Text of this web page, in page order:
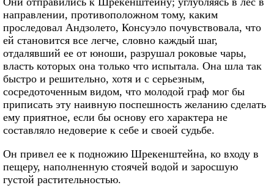
направлении, противоположном тому, каким
проследовал Андзолето, Консуэло почувствовала, что
ей становится все легче, словно каждый шаг,
отдалявший ее от юноши, разрушал роковые чары,
власть которых она только что испытала. Она шла так
быстро и решительно, хотя и с серьезным,
сосредоточенным видом, что молодой граф мог бы
приписать эту наивную поспешность желанию сделать
ему приятное, если бы основу его характера не
составляло недоверие к себе и своей судьбе.
Он привел ее к подножию Шрекенштейна, ко входу в
пещеру, наполненную стоячей водой и заросшую
густой растительностью.